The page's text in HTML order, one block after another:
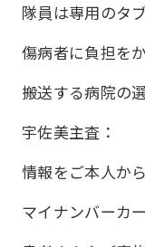
隊員は専用のタ
傷病者に負担を
搬送する病院の
宇佐美主査：
情報をご本人か
マイナンバーカ